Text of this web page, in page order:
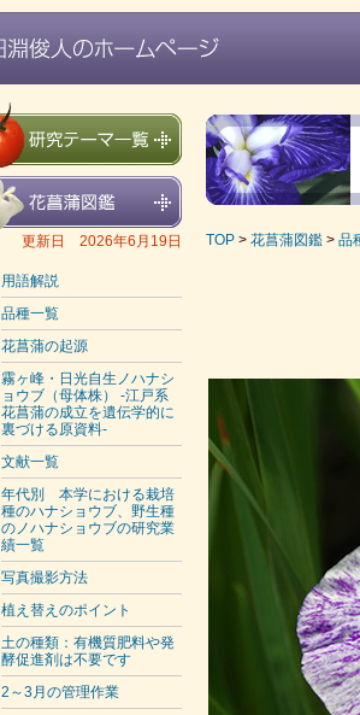
更新日 2026年6月19日
用語解説
品種一覧
花菖蒲の起源
霧ヶ峰・日光自生ノハナシ
ョウブ（母体株） -江戸系
花菖蒲の成立を遺伝学的に
裏づける原資料-
文献一覧
年代別 本学における栽培
種のハナショウブ、野生種
のノハナショウブの研究業
績一覧
写真撮影方法
植え替えのポイント
土の種類：有機質肥料や発
酵促進剤は不要です
2～3月の管理作業
TOP > 花菖蒲図鑑 > 品